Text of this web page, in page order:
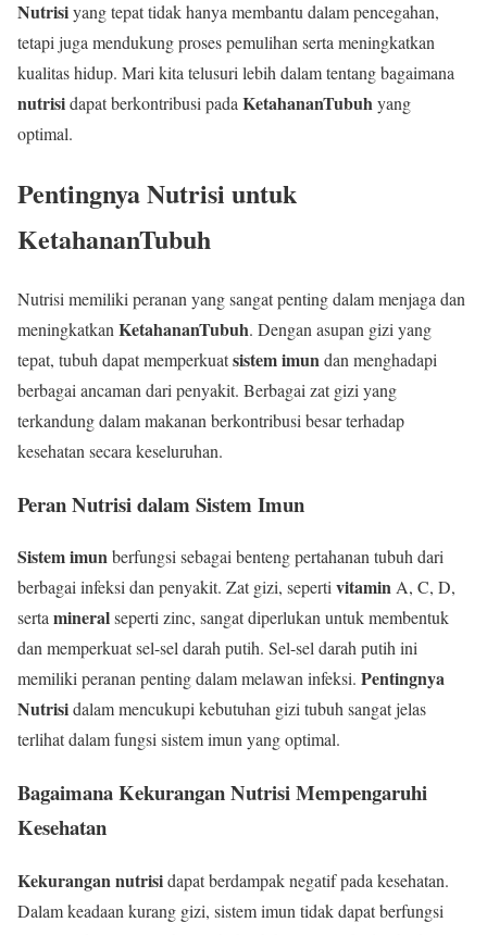
Nutrisiyang tepat tidak hanya membantu dalam pencegahan,
tetapi juga mendukung proses pemulihan serta meningkatkan
kualitas hidup. Mari kita telusuri lebih dalam tentang bagaimana
nutrisidapat berkontribusi pada KetahananTubuhyang
optimal.
Pentingnya Nutrisi untuk
KetahananTubuh
Nutrisi memiliki peranan yang sangat penting dalam menjaga dan
meningkatkan KetahananTubuh. Dengan asupan gizi yang
tepat, tubuh dapat memperkuatsistem imundan menghadapi
berbagai ancaman dari penyakit. Berbagai zat gizi yang
terkandung dalam makanan berkontribusi besar terhadap
kesehatan secara keseluruhan.
Peran Nutrisi dalam Sistem Imun
Sistem imunberfungsi sebagai benteng pertahanan tubuh dari
berbagai infeksi dan penyakit. Zat gizi, sepertivitaminA, C, D,
sertamineralseperti zinc, sangat diperlukan untuk membentuk
dan memperkuat sel-sel darah putih. Sel-sel darah putih ini
memiliki peranan penting dalam melawan infeksi. Pentingnya
Nutrisidalam mencukupi kebutuhan gizi tubuh sangat jelas
terlihat dalam fungsi sistem imun yang optimal.
Bagaimana Kekurangan Nutrisi Mempengaruhi
Kesehatan
Kekurangan nutrisidapat berdampak negatif pada kesehatan.
Dalam keadaan kurang gizi, sistem imun tidak dapat berfungsi